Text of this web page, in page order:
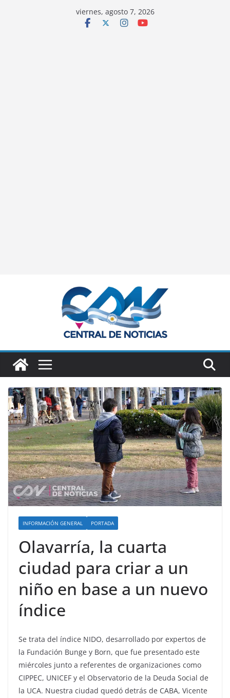
viernes, agosto 7, 2026
INFORMACIÓN GENERAL PORTADA
Olavarría, la cuarta
ciudad para criar a un
niño en base a un nuevo
índice
Se trata del índice NIDO, desarrollado por expertos de
la Fundación Bunge y Born, que fue presentado este
miércoles junto a referentes de organizaciones como
CIPPEC, UNICEF y el Observatorio de la Deuda Social de
la UCA. Nuestra ciudad quedó detrás de CABA, Vicente